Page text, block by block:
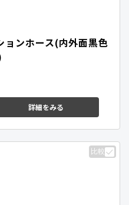
ョンホース(内外面黒色
詳細をみる
比較